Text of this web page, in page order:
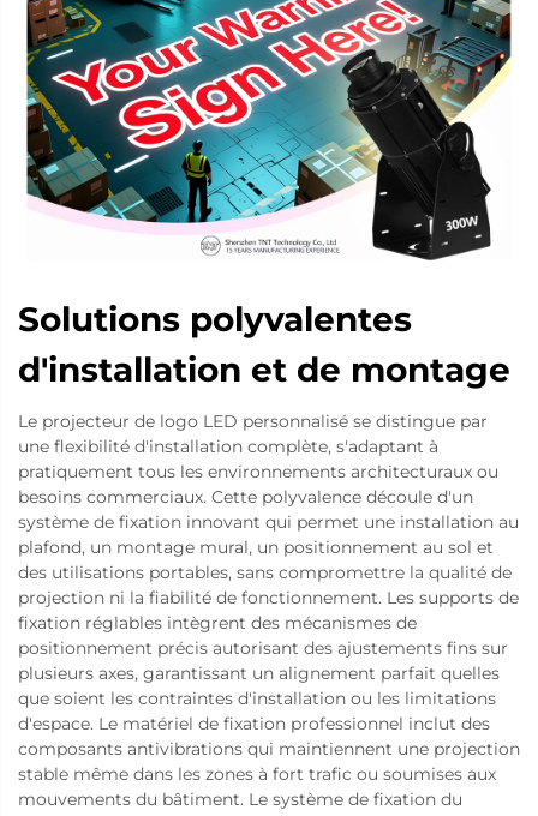
Solutions polyvalentes
d'installation et de montage
Le projecteur de logo LED personnalisé se distingue par
une flexibilité d'installation complète, s'adaptant à
pratiquement tous les environnements architecturaux ou
besoins commerciaux. Cette polyvalence découle d'un
système de fixation innovant qui permet une installation au
plafond, un montage mural, un positionnement au sol et
des utilisations portables, sans compromettre la qualité de
projection ni la fiabilité de fonctionnement. Les supports de
fixation réglables intègrent des mécanismes de
positionnement précis autorisant des ajustements fins sur
plusieurs axes, garantissant un alignement parfait quelles
que soient les contraintes d'installation ou les limitations
d'espace. Le matériel de fixation professionnel inclut des
composants antivibrations qui maintiennent une projection
stable même dans les zones à fort trafic ou soumises aux
mouvements du bâtiment. Le système de fixation du